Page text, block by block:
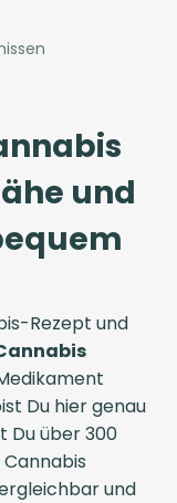
und
Rezept und
Du hier genau
Du über 300
und